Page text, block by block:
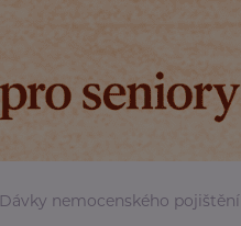
Dávky nemocenského pojištění